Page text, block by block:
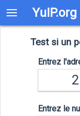
YuIP.org
Test si un
Entrez
Entrez le